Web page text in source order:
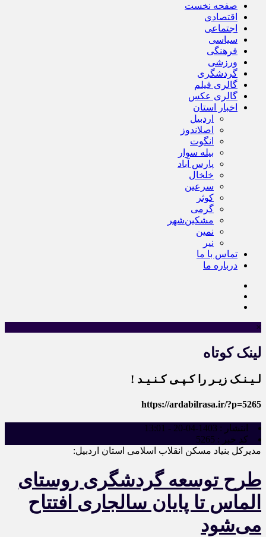
صفحه نخست
اقتصادی
اجتماعی
سیاسی
فرهنگی
ورزشی
گردشگری
گالری فیلم
گالری عکس
اخبار استان
اردبیل
اصلاندوز
انگوت
بیله سوار
پارس آباد
خلخال
سرعین
کوثر
گرمی
مشکین‌شهر
نمین
نیر
تماس با ما
درباره ما
×
لینک کوتاه
لـیـنـک زیـر را کـپـی کـنـیـد !
https://ardabilrasa.ir/?p=5265
انتشار : 1403-04-20 - 13:01
کد خبر : 5265
مدیرکل بنیاد مسکن انقلاب اسلامی استان اردبیل:
طرح توسعه گردشگری روستای
الماس تا پایان سالجاری افتتاح
می‌شود